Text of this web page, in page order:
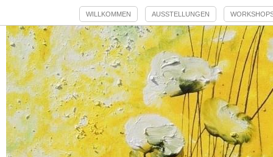
WILLKOMMEN AUSSTELLUNGEN